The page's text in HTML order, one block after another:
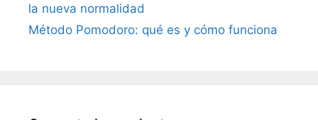
la nueva normalidad
Método Pomodoro: qué es y cómo funciona